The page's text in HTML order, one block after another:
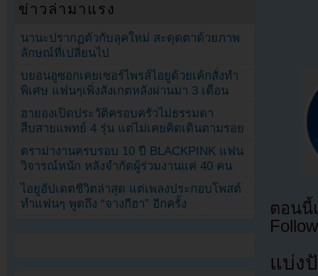
ตอนนี้
แบ่ง
ข่าวล่ามาแรง
นานะปรากฏตัวกับลุคใหม่ สะดุดตาด้วยภาพ
ลักษณ์ที่เปลี่ยนไป
บยอนอูซอกเคยเซอร์ไพรส์ไอยูด้วยเค้กสั่งทำ
พิเศษ แฟนๆเพิ่งสังเกตหลังผ่านมา 3 เดือน
ฮายองเปิดประวัติครอบครัวไม่ธรรมดา
สืบสายแพทย์ 4 รุ่น แต่ไม่เคยคิดเดินตามรอย
ดราม่างานครบรอบ 10 ปี BLACKPINK แฟน
วิจารณ์หนัก หลังจำกัดผู้ร่วมงานแค่ 40 คน
ไอยูอัปเดตชีวิตล่าสุด แต่เพลงประกอบโพสต์
ทำแฟนๆ พูดถึง “จางกีฮา” อีกครั้ง